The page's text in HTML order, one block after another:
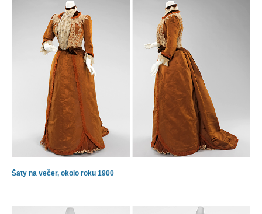
Šaty na večer, okolo roku 1900